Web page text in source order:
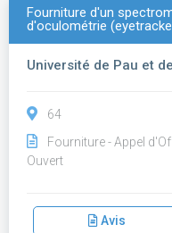
Fourniture d'un
d'oculométrie
Université de Pau et
64
Fourniture - Appel
Ouvert
Avis